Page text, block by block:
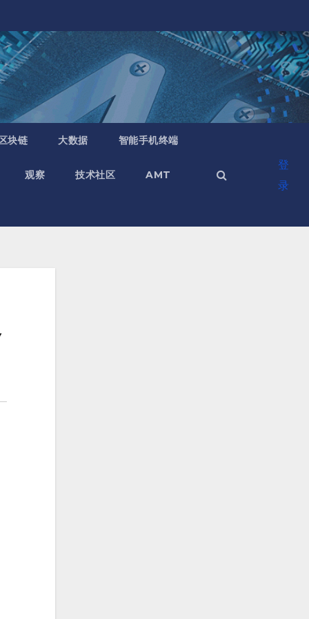
块链 大数据 智能手机终端
观察 技术社区 AMT
登
录